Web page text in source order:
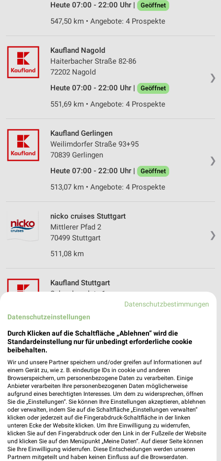
Heute 07:00 - 22:00 Uhr |
Geöffnet
547,50 km • Angebote: 4 Prospekte
❯
Kaufland Nagold
Haiterbacher Straße 82-86
72202 Nagold
Heute 07:00 - 22:00 Uhr |
Geöffnet
551,69 km • Angebote: 4 Prospekte
❯
Kaufland Gerlingen
Weilimdorfer Straße 93+95
70839 Gerlingen
Heute 07:00 - 22:00 Uhr |
Geöffnet
513,07 km • Angebote: 4 Prospekte
❯
nicko cruises Stuttgart
Mittlerer Pfad 2
70499 Stuttgart
511,08 km
Kaufland Stuttgart
Schwabenplatz 1
Heute 07:00 - 22:00 Uhr |
518,84 km • Angebote: 4 Prospekte
Jordan Reisen Asperg Deutschland
Friedrichstraße 36
71679 Asperg Deutschland
501,13 km
Flughafen Stuttgart
Flughafenstraße 32
70629 Stuttgart
Datenschutzbestimmungen
Datenschutzeinstellungen
Durch Klicken auf die Schaltfläche „Ablehnen“ wird die
Standardeinstellung nur für unbedingt erforderliche cookie
beibehalten.
Wir und unsere Partner speichern und/oder greifen auf Informationen auf
einem Gerät zu, wie z. B. eindeutige IDs in cookie und anderen
Browserspeichern, um personenbezogene Daten zu verarbeiten. Einige
Anbieter verarbeiten Ihre personenbezogenen Daten möglicherweise
aufgrund eines berechtigten Interesses. Um dem zu widersprechen, öffnen
Sie die „Einstellungen“. Sie können Ihre Einstellungen akzeptieren, ablehnen
oder verwalten, indem Sie auf die Schaltfläche „Einstellungen verwalten“
klicken oder jederzeit auf die Fingerabdruck-Schaltfläche in der linken
unteren Ecke der Website klicken. Um Ihre Einwilligung zu widerrufen,
klicken Sie auf den Fingerabdruck oder den Link in der Fußzeile der Website
und klicken Sie auf den Menüpunkt „Meine Daten“. Auf dieser Seite können
Sie Ihre Einwilligung widerrufen. Diese Entscheidungen werden unseren
Partnern mitgeteilt und haben keinen Einfluss auf die Browserdaten.